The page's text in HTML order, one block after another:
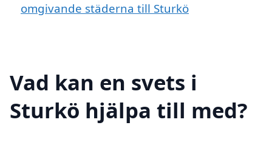
omgivande städerna till Sturkö
Vad kan en svets i
Sturkö hjälpa till med?